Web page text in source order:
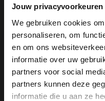
Jouw privacyvoorkeuren
We gebruiken cookies
personaliseren, om
en om ons
informatie over uw
partners voor social
partners kunnen deze
informatie die u aan ze
Braunes Perlenarmband für Herren
19.99
-40%
View this
It looks like your
you like to switch to